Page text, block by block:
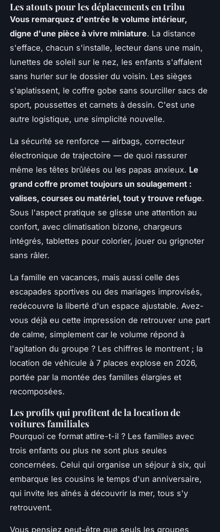
Les atouts pour les déplacements en tribu
Vous remarquez d'entrée le volume intérieur,
digne d'une pièce à vivre miniature. La distance
s'efface, chacun s'installe, lecteur dans une main,
lunettes de soleil sur le nez, les enfants s'affalent
sans hurler sur le dossier du voisin. Les sièges
s'aplatissent, le coffre gobe sans sourciller sacs de
sport, poussettes et carnets à dessin. C'est une
autre logistique, une simplicité nouvelle.
La sécurité se renforce — airbags, correcteur
électronique de trajectoire — de quoi rassurer
même les têtes brûlées ou les papas anxieux. Le
grand coffre promet toujours un soulagement :
valises, courses ou matériel, tout y trouve refuge.
Sous l'aspect pratique se glisse une attention au
confort, avec climatisation bizone, chargeurs
intégrés, tablettes pour colorier, jouer ou grignoter
sans râler.
La famille en vacances, mais aussi celle des
escapades sportives ou des mariages improvisés,
redécouvre la liberté d'un espace ajustable. Avez-
vous déjà eu cette impression de retrouver une part
de calme, simplement car le volume répond à
l'agitation du groupe ? Les chiffres le montrent ; la
location de véhicule à 7 places explose en 2026,
portée par la montée des familles élargies et
recomposées.
Les profils qui profitent de la location de
voitures familiales
Pourquoi ce format attire-t-il ? Les familles avec
trois enfants ou plus ne sont plus seules
concernées. Celui qui organise un séjour à six, qui
embarque les cousins le temps d'un anniversaire,
qui invite les aînés à découvrir la mer, tous s'y
retrouvent.
Vous pensiez peut-être que seuls les groupes